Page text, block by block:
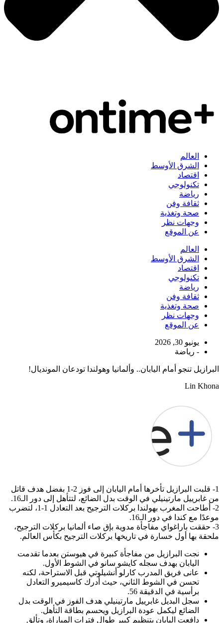
العالم
الشرق الأوسط
اقتصاد
تكنولوجي
رياضة
ثقافة وفن
صحة وتغذية
وجهات نظر
عن الموقع
العالم
الشرق الأوسط
اقتصاد
تكنولوجي
رياضة
ثقافة وفن
صحة وتغذية
وجهات نظر
عن الموقع
يونيو 30, 2026
- رياضة
البرازيل تنجو أمام اليابان.. وألمانيا وهولندا تودعان المونديال!
Lin Khona
1- قلبت البرازيل تأخرها أمام اليابان إلى فوز 2-1 بفضل هدف قاتل
من غابرييل مارتينيلي في الوقت بدل الضائع، لتتأهل إلى دور الـ16.
2- أطاحت المغرب بهولندا بركلات الترجيح بعد التعادل 1-1، لتضرب
موعدًا مع كندا في دور الـ16.
3- حققت باراغواي مفاجأة مدوية بإق صاء ألمانيا بركلات الترجيح،
ملحقة بها أول خسارة في تاريخها بركلات الترجيح بكأس العالم.
نجت البرازيل من مفاجأة كبيرة في هيوستن بعدما تقدمت
اليابان بهدف سجله كايشو سانو في الشوط الأول.
عانى فريق المدرب كارلو أنشيلوتي قبل الاستراحة، لكنه
تحسن في الشوط الثاني، حيث أدرك كاسيميرو التعادل
برأسية في الدقيقة 56.
سجل البديل غابرييل مارتينيلي هدف الفوز في الوقت بدل
الضائع ليكمل عودة البرازيل ويحسم بطاقة التأهل.
دافعت اليابان بتنظيم كبير طوال فترات المباراة، وتألق